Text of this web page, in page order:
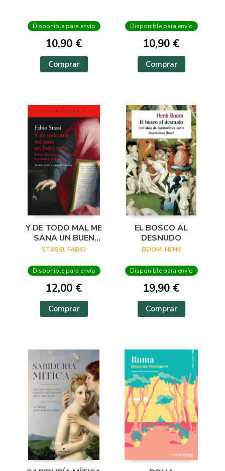
Disponible para envío
10,90 €
Comprar
Disponible para envío
10,90 €
Comprar
Y DE TODO MAL ME
SANA UN BUEN
VERSO
STASSI, FABIO
Disponible para envío
12,00 €
Comprar
EL BOSCO AL
DESNUDO
BOOM, HENK
Disponible para envío
19,90 €
Comprar